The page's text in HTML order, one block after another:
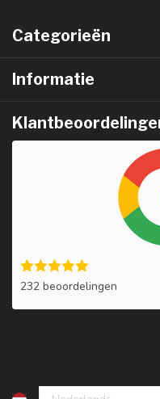
Categorieën
Informatie
232 beoordelingen